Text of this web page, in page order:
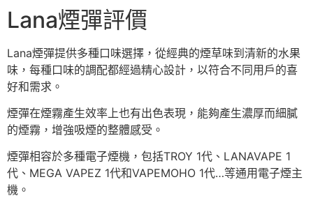
Lana煙彈評價
Lana煙彈提供多種口味選擇，從經典的煙草味到清新的水果
味，每種口味的調配都經過精心設計，以符合不同用戶的喜
好和需求。
煙彈在煙霧產生效率上也有出色表現，能夠產生濃厚而細膩
的煙霧，增強吸煙的整體感受。
煙彈相容於多種電子煙機，包括TROY 1代、LANAVAPE 1
代、MEGA VAPEZ 1代和VAPEMOHO 1代…等通用電子煙主
機。